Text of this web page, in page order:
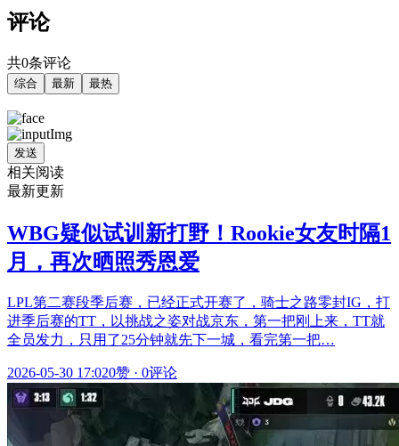
评论
共0条评论
综合 最新 最热
发送
相关阅读
最新更新
WBG疑似试训新打野！Rookie女友时隔1
月，再次晒照秀恩爱
LPL第二赛段季后赛，已经正式开赛了，骑士之路零封IG，打
进季后赛的TT，以挑战之姿对战京东，第一把刚上来，TT就
全员发力，只用了25分钟就先下一城，看完第一把…
2026-05-30 17:020赞 · 0评论